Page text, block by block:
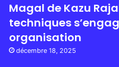
Magal de Kazu
techniques
organisation
décembre 18, 2025